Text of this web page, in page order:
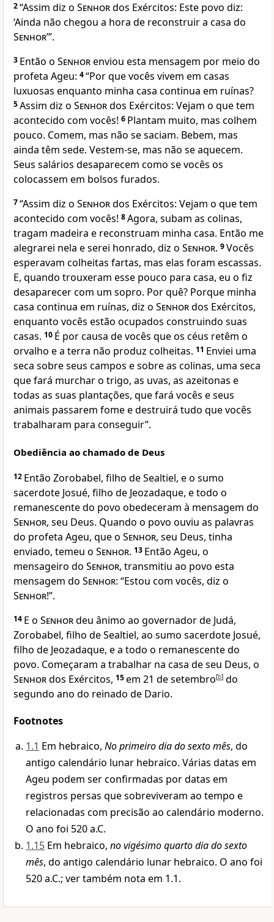
2“Assim diz o Senhordos Exércitos: Este povo diz:
‘Ainda não chegou a hora de reconstruir a casa do
Senhor’”.
3 Então o Senhorenviou esta mensagem por meio do
profeta Ageu: 4“Por que vocês vivem em casas
luxuosas enquanto minha casa continua em ruínas?
5Assim diz o Senhordos Exércitos: Vejam o que tem
acontecido com vocês! 6 Plantam muito, mas colhem
pouco. Comem, mas não se saciam. Bebem, mas
ainda têm sede. Vestem-se, mas não se aquecem.
Seus salários desaparecem como se vocês os
colocassem em bolsos furados.
7“Assim diz o Senhordos Exércitos: Vejam o que tem
acontecido com vocês! 8Agora, subam as colinas,
tragam madeira e reconstruam minha casa. Então me
alegrarei nela e serei honrado, diz o Senhor. 9Vocês
esperavam colheitas fartas, mas elas foram escassas.
E, quando trouxeram esse pouco para casa, eu o fiz
desaparecer com um sopro. Por quê? Porque minha
casa continua em ruínas, diz o Senhordos Exércitos,
enquanto vocês estão ocupados construindo suas
casas. 10 É por causa de vocês que os céus retêm o
orvalho e a terra não produz colheitas. 11 Enviei uma
seca sobre seus campos e sobre as colinas, uma seca
que fará murchar o trigo, as uvas, as azeitonas e
todas as suas plantações, que fará vocês e seus
animais passarem fome e destruirá tudo que vocês
trabalharam para conseguir”.
Obediência ao chamado de Deus
12 Então Zorobabel, filho de Sealtiel, e o sumo
sacerdote Josué, filho de Jeozadaque, e todo o
remanescente do povo obedeceram à mensagem do
Senhor, seu Deus. Quando o povo ouviu as palavras
do profeta Ageu, que o Senhor, seu Deus, tinha
enviado, temeu o Senhor. 13 Então Ageu, o
mensageiro do Senhor, transmitiu ao povo esta
mensagem do Senhor: “Estou com vocês, diz o
Senhor!”.
14 E o Senhordeu ânimo ao governador de Judá,
Zorobabel, filho de Sealtiel, ao sumo sacerdote Josué,
filho de Jeozadaque, e a todo o remanescente do
povo. Começaram a trabalhar na casa de seu Deus, o
Senhordos Exércitos, 15em 21 de setembro[b] do
segundo ano do reinado de Dario.
Footnotes
1.1 Em hebraico, No primeiro dia do sexto mês, do
antigo calendário lunar hebraico. Várias datas em
Ageu podem ser confirmadas por datas em
registros persas que sobreviveram ao tempo e
relacionadas com precisão ao calendário moderno.
O ano foi 520 a.C.
1.15 Em hebraico, no vigésimo quarto dia do sexto
mês, do antigo calendário lunar hebraico. O ano foi
520 a.C.; ver também nota em 1.1.